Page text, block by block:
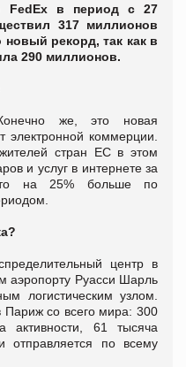
FedEx в период с 27
317 миллионов
рекорд, так как в
290 миллионов.
же, это новая
электронной коммерции.
стран ЕС в этом
и услуг в интернете за
на 25% больше по
центр в
аэропорту Руасси Шарль
логистическим узлом.
со всего мира: 300
61 тысяча
отправляется по всему